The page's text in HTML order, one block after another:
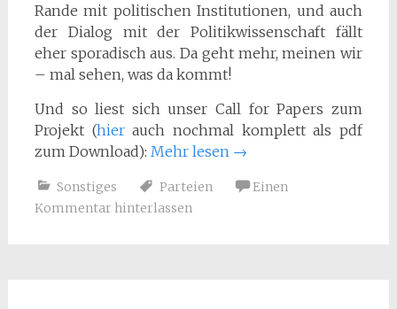
Rande mit politischen Institutionen, und auch
der Dialog mit der Politikwissenschaft fällt
eher sporadisch aus. Da geht mehr, meinen wir
– mal sehen, was da kommt!
Und so liest sich unser Call for Papers zum
Projekt (hierauch nochmal komplett als pdf
zum Download): Mehr lesen →
Sonstiges Parteien
Einen
Kommentar hinterlassen